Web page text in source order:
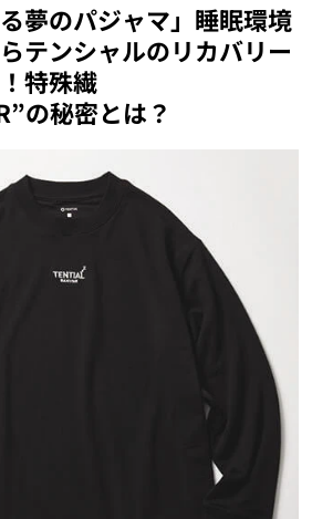
夢のパジャマ」睡眠環境
テンシャルのリカバリー
特殊繊
の秘密とは？